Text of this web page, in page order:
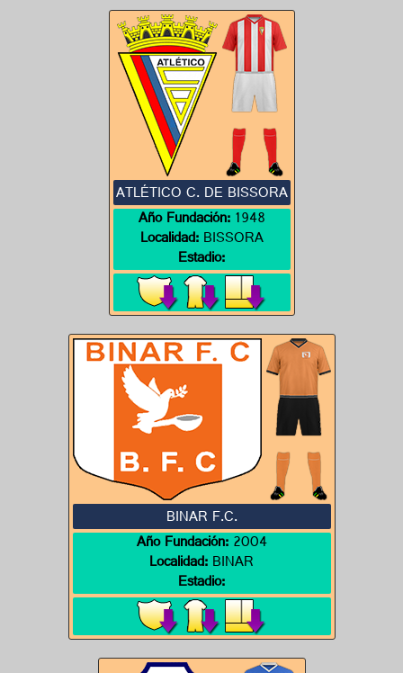
ATLÉTICO C. DE BISSORA
Año Fundación:1948
Localidad:BISSORA
Estadio:
BINAR F.C.
Año Fundación:2004
Localidad:BINAR
Estadio: